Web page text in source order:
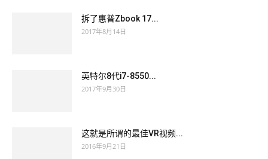
拆了惠普Zbook 17...
2017年8月14日
英特尔8代i7-8550...
2017年9月30日
这就是所谓的最佳VR视频...
2016年9月21日